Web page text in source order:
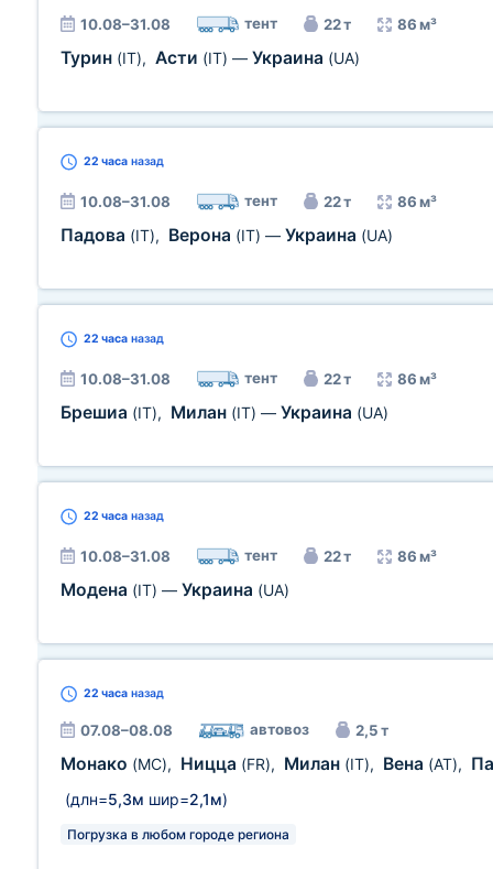
10.08–31.08 тент 22 т 86 м³
Турин (IT), Асти (IT) — Украина (UA)
22 часа назад
10.08–31.08 тент 22 т 86 м³
Падова (IT), Верона (IT) — Украина (UA)
22 часа назад
10.08–31.08 тент 22 т 86 м³
Брешиа (IT), Милан (IT) — Украина (UA)
22 часа назад
10.08–31.08 тент 22 т 86 м³
Модена (IT) — Украина (UA)
22 часа назад
07.08–08.08 автовоз 2,5 т
Монако (MC), Ницца (FR), Милан (IT), Вена (AT),
(длн=5,3м шир=2,1м)
Погрузка в любом городе региона